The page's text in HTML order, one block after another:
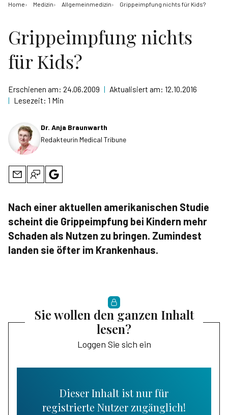
Home Medizin Allgemeinmedizin Grippeimpfung nichts für Kids?
Grippeimpfung nichts
für Kids?
Erschienen am: 24.06.2009 | Aktualisiert am: 12.10.2016
| Lesezeit: 1 Min
Dr. Anja Braunwarth
Redakteurin Medical Tribune
Nach einer aktuellen amerikanischen Studie
scheint die Grippeimpfung bei Kindern mehr
Schaden als Nutzen zu bringen. Zumindest
landen sie öfter im Krankenhaus.
Sie wollen den ganzen Inhalt
lesen?
Loggen Sie sich ein
Dieser Inhalt ist nur für
registrierte Nutzer zugänglich!